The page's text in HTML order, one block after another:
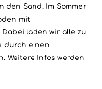
den Sand. Im Sommer
mit
laden wir alle zu
durch einen
Weitere Infos werden